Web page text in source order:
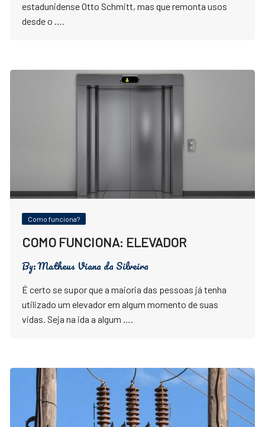
estadunidense Otto Schmitt, mas que remonta usos
desde o ….
Como funciona?
COMO FUNCIONA: ELEVADOR
By:Matheus Viana da Silveira
É certo se supor que a maioria das pessoas já tenha
utilizado um elevador em algum momento de suas
vidas. Seja na ida a algum ….